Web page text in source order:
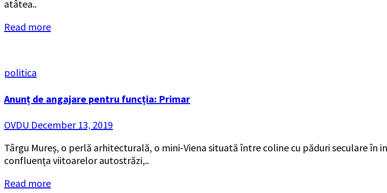
atâtea..
Read more
politica
Anunț de angajare pentru funcția: Primar
OVDU December 13, 2019
Târgu Mureș, o perlă arhitecturală, o mini-Viena situată între coline cu păduri seculare în
confluența viitoarelor autostrăzi,..
Read more